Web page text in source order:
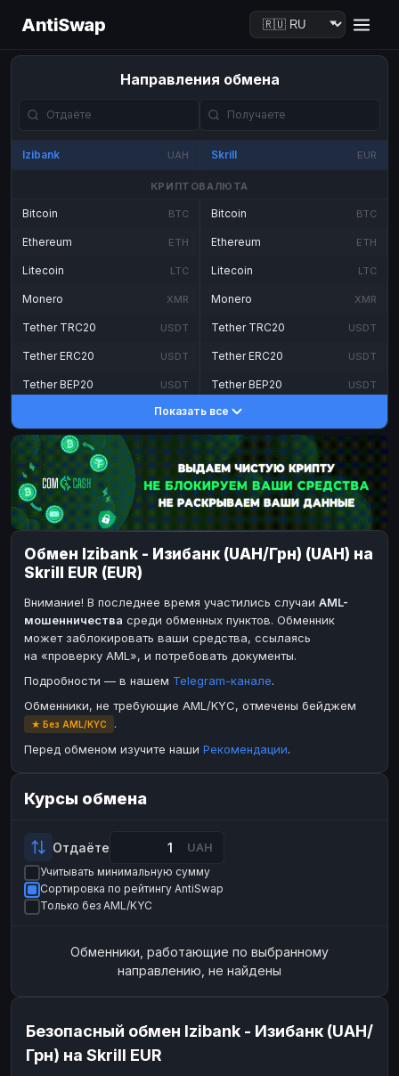
AntiSwap
Направления обмена
Izibank UAH Skrill EUR
КРИПТОВАЛЮТА
Bitcoin BTC
Ethereum ETH
Litecoin LTC
Monero XMR
Tether TRC20 USDT
Tether ERC20 USDT
Tether BEP20 USDT
DASH
Toncoin TON
Dogecoin DOGE
TRX TRON
Bitcoin Cash BCH
BinanceCoin BEP20
SOL
Ripple XRP
Bitcoin BTC
Ethereum ETH
Litecoin LTC
Monero XMR
Tether TRC20 USDT
Tether ERC20 USDT
Tether BEP20 USDT
DASH
Toncoin TON
Dogecoin DOGE
TRX TRON
Bitcoin Cash BCH
BinanceCoin BEP20
Ripple
Paxum USD
Perfect Money
Payoneer USD
ЮMoney RUB
Paxum
Payoneer
ЮMoney
БАЛАНСЫ КРИПТОБИРЖ
Binance
RUB СБЕР
Показать все
Обмен Izibank - Изибанк (UAH/Грн) (UAH) на
Skrill EUR (EUR)
Внимание! В последнее время участились случаи AML-
мошенничества среди обменных пунктов. Обменник
может заблокировать ваши средства, ссылаясь
на «проверку AML», и потребовать документы.
Подробности — в нашем Telegram-канале.
Обменники, не требующие AML/KYC, отмечены бейджем
★ Без AML/KYC
.
Перед обменом изучите наши Рекомендации.
Курсы обмена
Отдаёте UAH
Учитывать минимальную сумму
Сортировка по рейтингу AntiSwap
Только без AML/KYC
Обменники, работающие по выбранному
направлению, не найдены
Безопасный обмен Izibank - Изибанк (UAH/
Грн) на Skrill EUR